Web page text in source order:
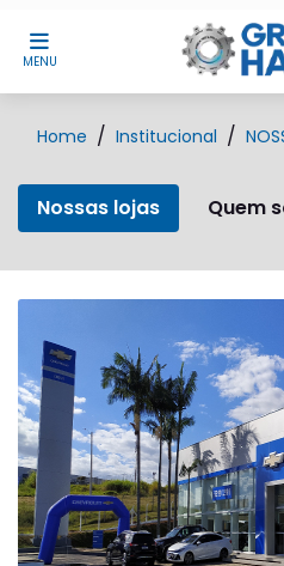
MENU
Home Institucional
Quem
Nossas lojas